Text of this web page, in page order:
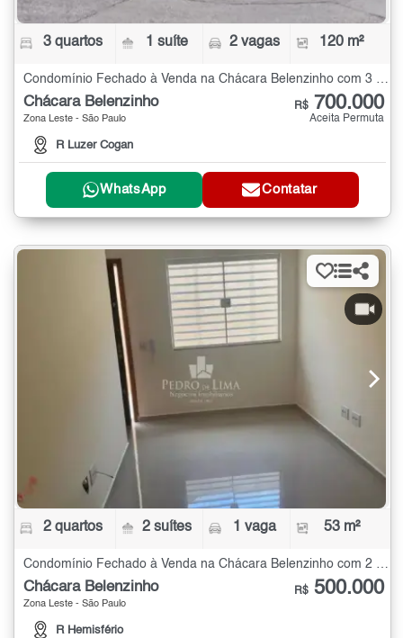
3 quartos 1 suíte 2 vagas 120 m²
Chácara Belenzinho
Zona Leste - São Paulo
R Luzer Cogan
R$ 700.000
Aceita Permuta
WhatsApp Contatar
2 quartos 2 suítes 1 vaga 53 m²
Condomínio Fechado à Venda na Chácara Belenzinho com 2 quartos - 53 m²
Chácara Belenzinho
Zona Leste - São Paulo
R Hemisfério
R$ 500.000